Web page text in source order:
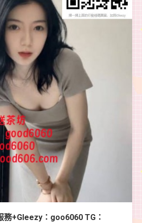
務+Gleezy：goo6060 TG：